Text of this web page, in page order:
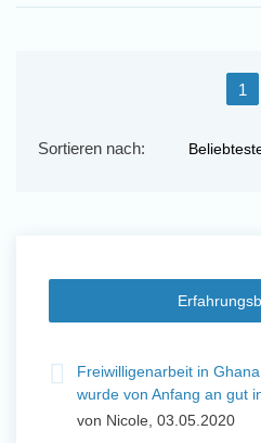
1
Sortieren nach:
Freiwilligenarbeit in
wurde von Anfang an gut
von Nicole, 03.05.2020